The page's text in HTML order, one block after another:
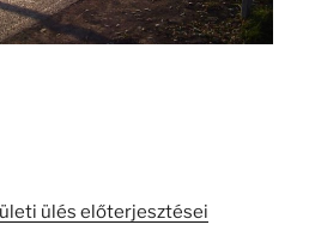
ülés előterjesztései